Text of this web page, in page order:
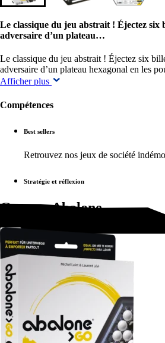
Le classique du jeu abstrait ! Éjectez six
adversaire d’un plateau…
Le classique du jeu abstrait ! Éjectez six
adversaire d’un plateau hexagonal en les
Afficher plus
Compétences
Best sellers
Retrouvez nos jeux de société
Stratégie et réflexion
Gamme Abalone